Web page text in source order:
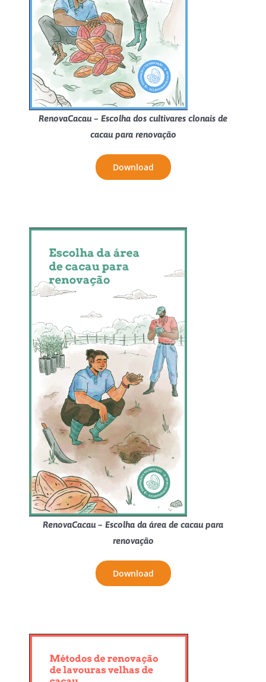
RenovaCacau – Escolha dos cultivares clonais de
cacau para renovação
Download
RenovaCacau – Escolha da área de cacau para
renovação
Download